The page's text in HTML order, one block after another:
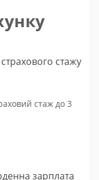
стажу
стаж до 3
зарплата